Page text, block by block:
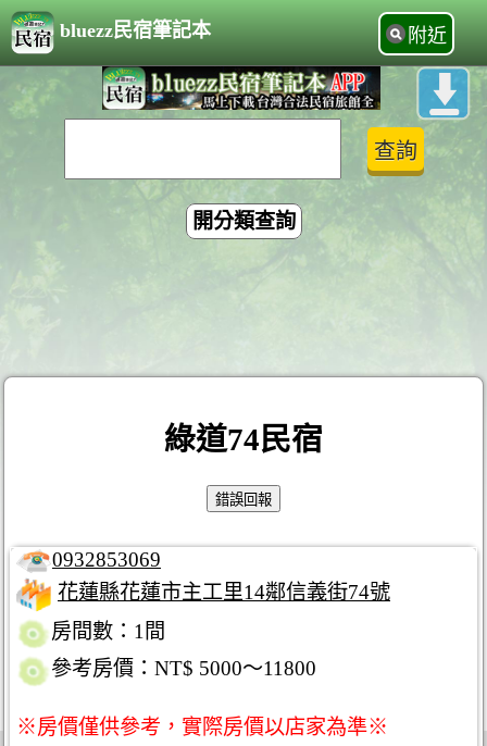
bluezz民宿筆記本 附近
開分類查詢
綠道74民宿
0932853069
花蓮縣花蓮市主工里14鄰信義街74號
房間數：1間
參考房價：NT$ 5000～11800
※房價僅供參考，實際房價以店家為準※